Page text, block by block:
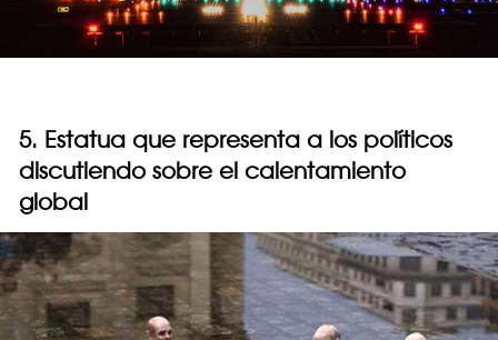
5. Estatua que representa a los políticos
discutiendo sobre el calentamiento
global